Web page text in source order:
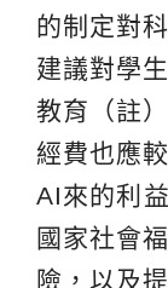
的制定對
建議對學
教育（註
經費也應
AI來的利
國家社會
險，以及